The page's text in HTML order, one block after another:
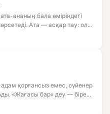
ананың бала өміріндегі
Ата — асқар тау: ол...
қорғансыз емес, сүйенер
«Жағасы бар» деу — біре...